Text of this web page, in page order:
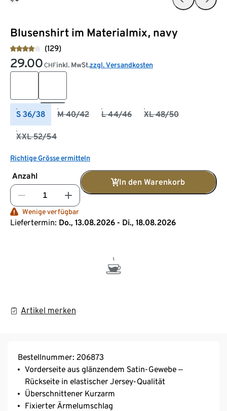
Blusenshirt im Materialmix, navy
(129)
29.00 CHFinkl. MwSt.zzgl. Versandkosten
S 36/38 M 40/42 L 44/46 XL 48/50
XXL 52/54
Richtige Grösse ermitteln
Anzahl
In den Warenkorb
Wenige verfügbar
Liefertermin: Do., 13.08.2026 - Di., 18.08.2026
Artikel merken
Bestellnummer: 206873
Vorderseite aus glänzendem Satin-Gewebe ‒
Rückseite in elastischer Jersey-Qualität
Überschnittener Kurzarm
Fixierter Ärmelumschlag